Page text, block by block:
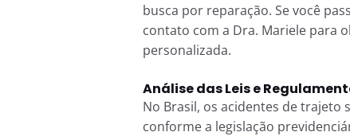
busca por reparação. Se você
contato com a Dra. Mariele para
personalizada.
Análise das Leis e
No Brasil, os acidentes de trajeto
conforme a legislação